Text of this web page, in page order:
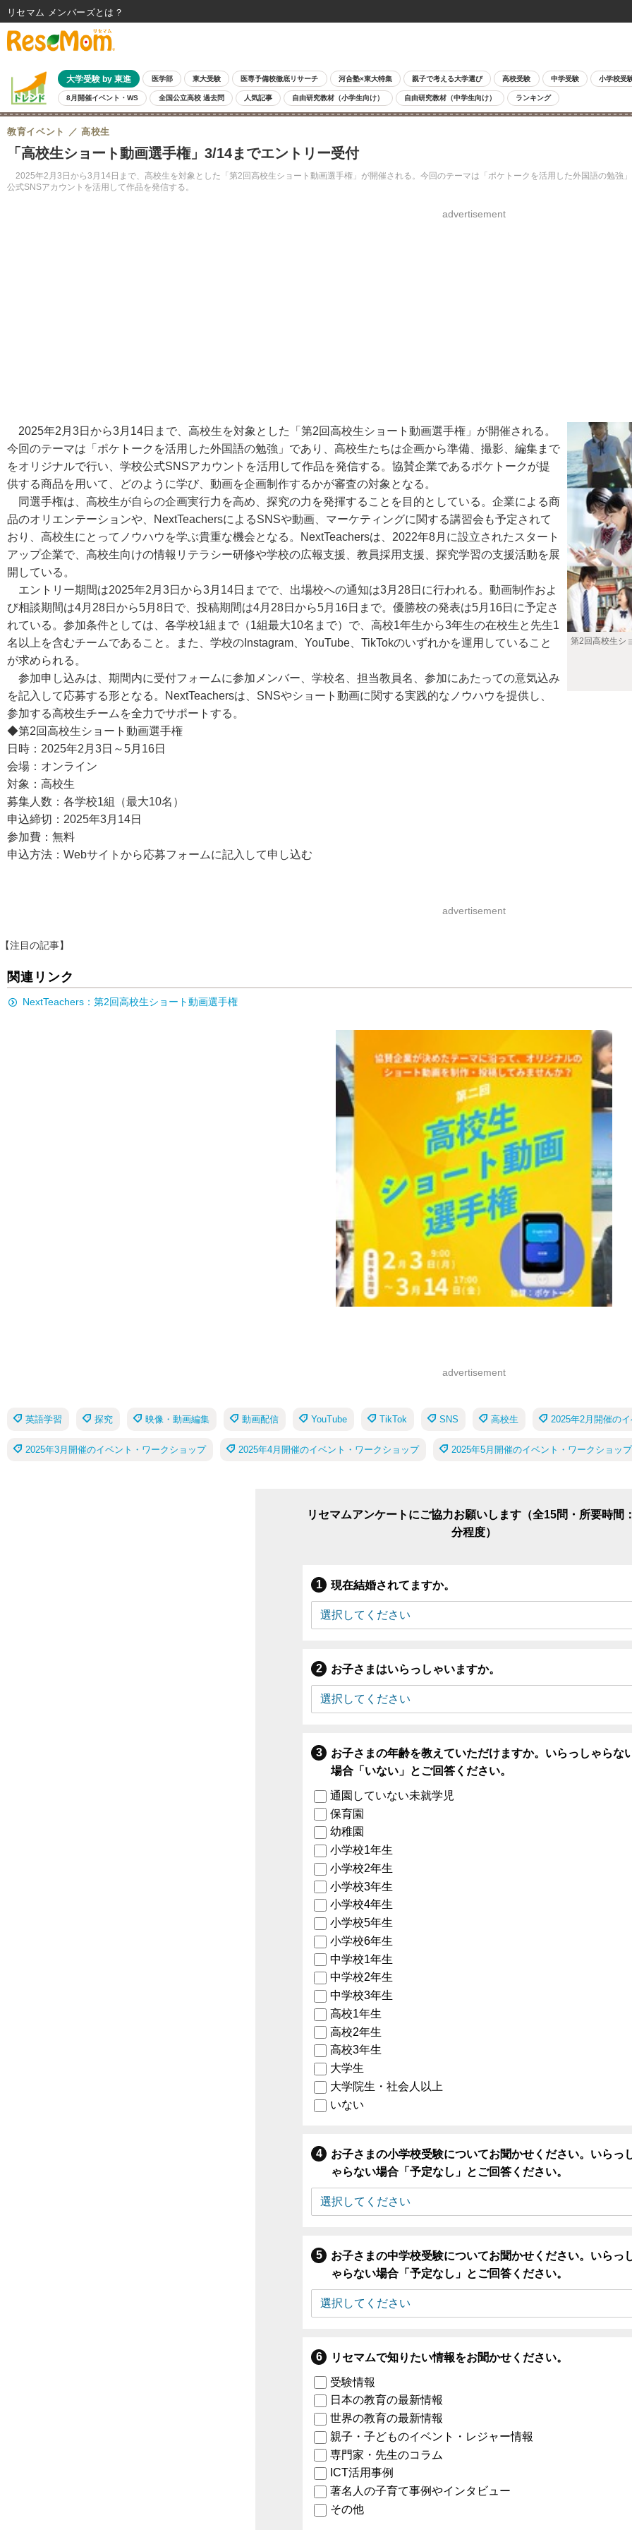
大学受験 by 東進 医学部 東大受験 医専予備校徹底リサーチ 河合塾×東大特集 親子で考える大学選び 高校受験 中学受験 小学校受
8月開催イベント・WS 全国公立高校 過去問 人気記事 自由研究教材（小学生向け） 自由研究教材（中学生向け） ランキング
「高校生ショート動画選手権」3/14までエントリー受付
2025年2月3日から3月14日まで、高校生を対象とした「第2回高校生ショート動画選手権」が開催される。今回のテーマは「ポケトークを活用した外国語の勉強
公式SNSアカウントを活用して作品を発信する。
教育イベント 高校生
advertisement
第2回高校生シ
2025年2月3日から3月14日まで、高校生を対象とした「第2回高校生ショート動画選手権」が開催される。
今回のテーマは「ポケトークを活用した外国語の勉強」であり、高校生たちは企画から準備、撮影、編集まで
をオリジナルで行い、学校公式SNSアカウントを活用して作品を発信する。協賛企業であるポケトークが提
供する商品を用いて、どのように学び、動画を企画制作するかが審査の対象となる。
同選手権は、高校生が自らの企画実行力を高め、探究の力を発揮することを目的としている。企業による商
品のオリエンテーションや、NextTeachersによるSNSや動画、マーケティングに関する講習会も予定されて
おり、高校生にとってノウハウを学ぶ貴重な機会となる。NextTeachersは、2022年8月に設立されたスタート
アップ企業で、高校生向けの情報リテラシー研修や学校の広報支援、教員採用支援、探究学習の支援活動を展
開している。
エントリー期間は2025年2月3日から3月14日までで、出場校への通知は3月28日に行われる。動画制作およ
び相談期間は4月28日から5月8日で、投稿期間は4月28日から5月16日まで。優勝校の発表は5月16日に予定さ
れている。参加条件としては、各学校1組まで（1組最大10名まで）で、高校1年生から3年生の在校生と先生1
名以上を含むチームであること。また、学校のInstagram、YouTube、TikTokのいずれかを運用していること
が求められる。
参加申し込みは、期間内に受付フォームに参加メンバー、学校名、担当教員名、参加にあたっての意気込み
を記入して応募する形となる。NextTeachersは、SNSやショート動画に関する実践的なノウハウを提供し、
参加する高校生チームを全力でサポートする。
◆第2回高校生ショート動画選手権
日時：2025年2月3日～5月16日
会場：オンライン
対象：高校生
募集人数：各学校1組（最大10名）
申込締切：2025年3月14日
参加費：無料
申込方法：Webサイトから応募フォームに記入して申し込む
advertisement
【注目の記事】
関連リンク
NextTeachers：第2回高校生ショート動画選手権
advertisement
英語学習 探究 映像・動画編集 動画配信 YouTube TikTok SNS 高校生 2025年2月開催の
2025年3月開催のイベント・ワークショップ 2025年4月開催のイベント・ワークショップ 2025年5月開催のイベント・ワークショップ
リセマムアンケートにご協力お願いします（全15問・所要時間
分程度）
現在結婚されてますか。
お子さまはいらっしゃいますか。
お子さまの年齢を教えていただけますか。いらっしゃらな
場合「いない」とご回答ください。
通園していない未就学児
保育園
幼稚園
小学校1年生
小学校2年生
小学校3年生
小学校4年生
小学校5年生
小学校6年生
中学校1年生
中学校2年生
中学校3年生
高校1年生
高校2年生
高校3年生
大学生
大学院生・社会人以上
いない
お子さまの小学校受験についてお聞かせください。いらっ
ゃらない場合「予定なし」とご回答ください。
お子さまの中学校受験についてお聞かせください。いらっ
ゃらない場合「予定なし」とご回答ください。
リセマムで知りたい情報をお聞かせください。
受験情報
日本の教育の最新情報
世界の教育の最新情報
親子・子どものイベント・レジャー情報
専門家・先生のコラム
ICT活用事例
著名人の子育て事例やインタビュー
その他
リセマム メンバーズ